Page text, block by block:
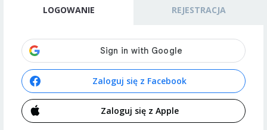
LOGOWANIE REJESTRACJA
Zaloguj się z Facebook
Zaloguj się z Apple